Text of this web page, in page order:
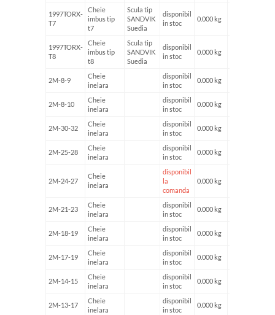
1997TORX-
T7
Cheie
imbus tip
t7
Scula tip
SANDVIK
Suedia
disponibil
in stoc
0.000 kg
1997TORX-
T8
Cheie
imbus tip
t8
Scula tip
SANDVIK
Suedia
disponibil
in stoc
0.000 kg
2M-8-9
Cheie
inelara
disponibil
in stoc
0.000 kg
2M-8-10
Cheie
inelara
disponibil
in stoc
0.000 kg
2M-30-32
Cheie
inelara
disponibil
in stoc
0.000 kg
2M-25-28
Cheie
inelara
disponibil
in stoc
0.000 kg
2M-24-27
Cheie
inelara
disponibil
la
comanda
0.000 kg
2M-21-23
Cheie
inelara
disponibil
in stoc
0.000 kg
2M-18-19
Cheie
inelara
disponibil
in stoc
0.000 kg
2M-17-19
Cheie
inelara
disponibil
in stoc
0.000 kg
2M-14-15
Cheie
inelara
disponibil
in stoc
0.000 kg
2M-13-17
Cheie
inelara
disponibil
in stoc
0.000 kg